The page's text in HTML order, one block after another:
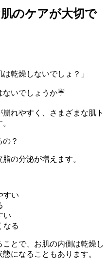
のケアが大切で
乾燥しないでしょ？」
ないでしょうか☔
れやすく、さまざまな肌ト
？
の分泌が増えます。
すい
い
なる
とで、お肌の内側は乾燥し
になることもあります。